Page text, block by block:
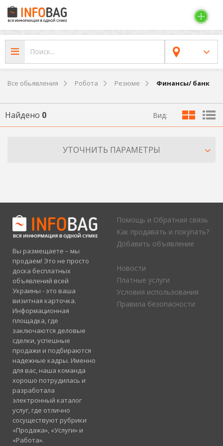
Все обьявления Робота Резюме Финансы/ банк
Найдено 0 Вид:
УТОЧНИТЬ ПАРАМЕТРЫ
Вы размещаете – мы
продаем! Это не просто
доска бесплатных
объявлений всей
Украины - это ваша
визитная карточка.
Информационная
площадка, где
заключаются деловые
сделки, успешные
продажи и подбираются
надежные кадры. Именно
для вас, наша команда
хорошо потрудилась и
разработала
электронный каталог
услуг, где отлично
сосуществуют рубрики
«Продажа», «Услуги» и
«Работа».
Помощь и Обратная связь
Как продавать и покупать?
Добавить объявление
Новости
Платные услуги
Условия использования
Правила безопасности